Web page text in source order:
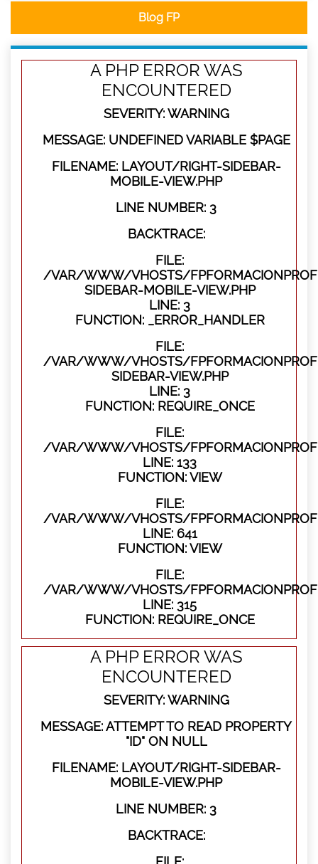
Blog FP
A PHP ERROR WAS
ENCOUNTERED
SEVERITY: WARNING
MESSAGE: UNDEFINED VARIABLE $PAGE
FILENAME: LAYOUT/RIGHT-SIDEBAR-
MOBILE-VIEW.PHP
LINE NUMBER: 3
BACKTRACE:
FILE:
/VAR/WWW/VHOSTS/
SIDEBAR-MOBILE-VIEW.PHP
LINE: 3
FUNCTION: _ERROR_HANDLER
FILE:
/VAR/WWW/VHOSTS/
SIDEBAR-VIEW.PHP
LINE: 3
FUNCTION: REQUIRE_ONCE
FILE:
/VAR/WWW/VHOSTS/
LINE: 133
FUNCTION: VIEW
FILE:
/VAR/WWW/VHOSTS/
LINE: 641
FUNCTION: VIEW
FILE:
/VAR/WWW/VHOSTS/
LINE: 315
FUNCTION: REQUIRE_ONCE
A PHP ERROR WAS
ENCOUNTERED
SEVERITY: WARNING
MESSAGE: ATTEMPT TO READ PROPERTY
"ID" ON NULL
FILENAME: LAYOUT/RIGHT-SIDEBAR-
MOBILE-VIEW.PHP
LINE NUMBER: 3
BACKTRACE: